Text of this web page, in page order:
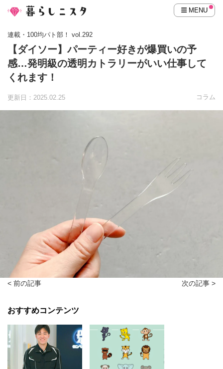
MENU
連載・100均パト部！ vol.292
【ダイソー】パーティー好きが爆買いの予
感…発明級の透明カトラリーがいい仕事して
くれます！
更新日：2025.02.25 コラム
< 前の記事 次の記事 >
おすすめコンテンツ